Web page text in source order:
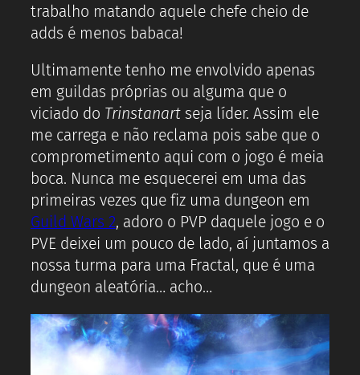
trabalho matando aquele chefe cheio de
adds é menos babaca!
Ultimamente tenho me envolvido apenas
em guildas próprias ou alguma que o
viciado do Trinstanart seja líder. Assim ele
me carrega e não reclama pois sabe que o
comprometimento aqui com o jogo é meia
boca. Nunca me esquecerei em uma das
primeiras vezes que fiz uma dungeon em
Guild Wars 2, adoro o PVP daquele jogo e o
PVE deixei um pouco de lado, aí juntamos a
nossa turma para uma Fractal, que é uma
dungeon aleatória… acho…